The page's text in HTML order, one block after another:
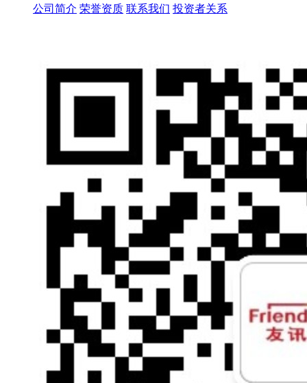
公司简介 荣誉资质 联系我们 投资者关系